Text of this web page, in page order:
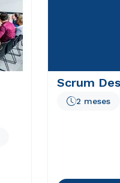
Scrum
2 meses